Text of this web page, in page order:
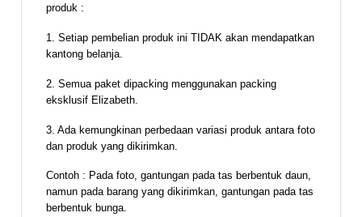
produk :
1. Setiap pembelian produk ini TIDAK akan mendapatkan
kantong belanja.
2. Semua paket dipacking menggunakan packing
eksklusif Elizabeth.
3. Ada kemungkinan perbedaan variasi produk antara foto
dan produk yang dikirimkan.
Contoh : Pada foto, gantungan pada tas berbentuk daun,
namun pada barang yang dikirimkan, gantungan pada tas
berbentuk bunga.